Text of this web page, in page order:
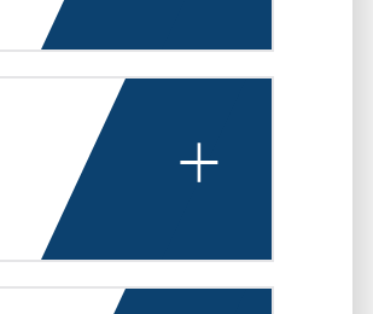
+